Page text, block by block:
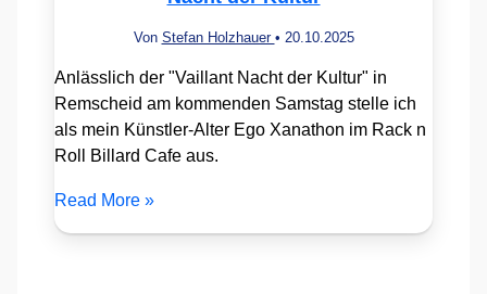
Von Stefan Holzhauer • 20.10.2025
Anlässlich der "Vaillant Nacht der Kultur" in
Remscheid am kommenden Samstag stelle ich
als mein Künstler-Alter Ego Xanathon im Rack n
Roll Billard Cafe aus.
Read More »